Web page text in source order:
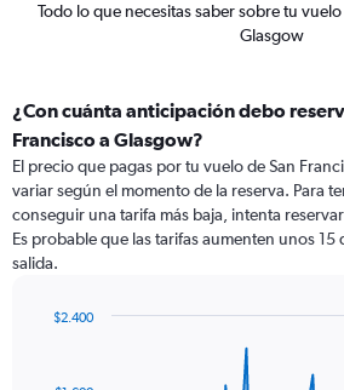
Todo lo que necesitas saber sobre tu
Glasgow
¿Con cuánta anticipación debo
Francisco a Glasgow?
El precio que pagas por tu vuelo de San
variar según el momento de la reserva. Para
conseguir una tarifa más baja, intenta
Es probable que las tarifas aumenten unos 15
salida.
$2.400